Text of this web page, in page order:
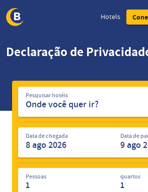
Hotels
Declaração de
Pesquisar
hotéisPesquisar hotéis
Data de chegada Data de
Pessoas
1
quartos
1